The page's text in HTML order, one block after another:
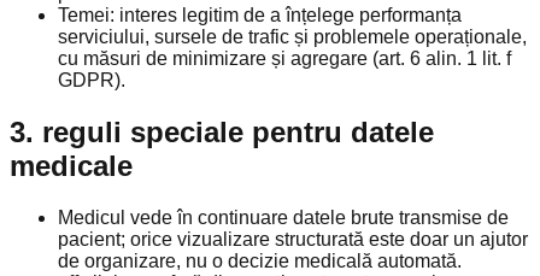
Temei: interes legitim de a înțelege performanța
serviciului, sursele de trafic și problemele operaționale,
cu măsuri de minimizare și agregare (art. 6 alin. 1 lit. f
GDPR).
3. reguli speciale pentru datele
medicale
Medicul vede în continuare datele brute transmise de
pacient; orice vizualizare structurată este doar un ajutor
de organizare, nu o decizie medicală automată.